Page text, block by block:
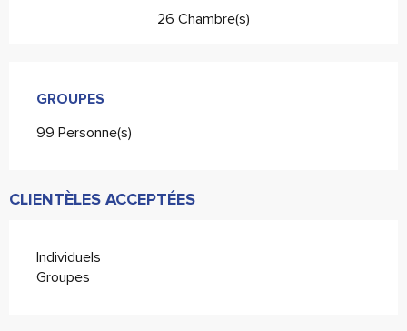
26 Chambre(s)
GROUPES
GROUPES
99 Personne(s)
CLIENTÈLES ACCEPTÉES
Individuels
Groupes